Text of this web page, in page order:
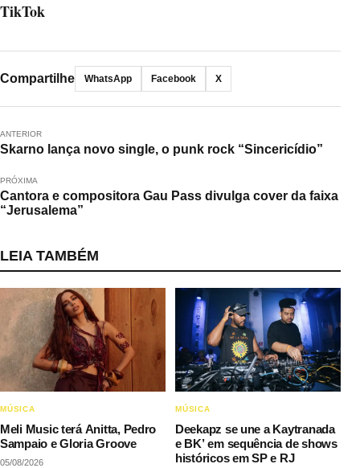
TikTok
Compartilhe WhatsApp Facebook X
ANTERIOR
Skarno lança novo single, o punk rock “Sincericídio”
PRÓXIMA
Cantora e compositora Gau Pass divulga cover da faixa
“Jerusalema”
LEIA TAMBÉM
MÚSICA
Meli Music terá Anitta, Pedro
Sampaio e Gloria Groove
05/08/2026
MÚSICA
Deekapz se une a Kaytranada
e BK’ em sequência de shows
históricos em SP e RJ